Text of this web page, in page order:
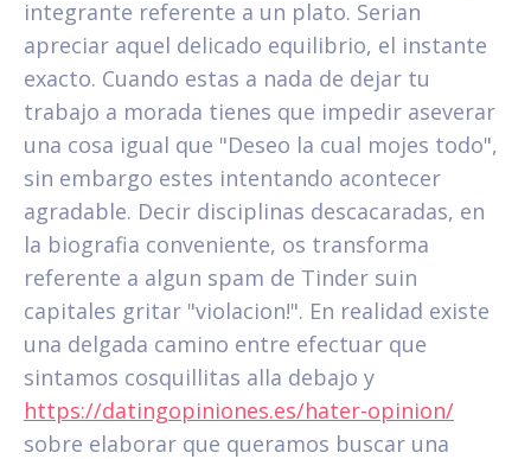
integrante referente a un plato. Serian
apreciar aquel delicado equilibrio, el instante
exacto. Cuando estas a nada de dejar tu
trabajo a morada tienes que impedir aseverar
una cosa igual que "Deseo la cual mojes todo",
sin embargo estes intentando acontecer
agradable. Decir disciplinas descacaradas, en
la biografia conveniente, os transforma
referente a algun spam de Tinder suin
capitales gritar "violacion!". En realidad existe
una delgada camino entre efectuar que
sintamos cosquillitas alla debajo y
https://datingopiniones.es/hater-opinion/
sobre elaborar que queramos buscar una